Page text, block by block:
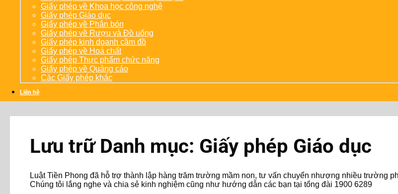
Giấy phép về Khoa học công nghệ
Giấy phép Giáo dục
Giấy phép về Phân bón
Giấy phép về Rượu và Đồ uống
Giấy phép kinh doanh cầm đồ
Giấy phép về Hoá chất
Giấy phép Thực phẩm chức năng
Giấy phép về Quảng cáo
Các Giấy phép khác
Liên hệ
Lưu trữ Danh mục: Giấy phép Giáo dục
Luật Tiền Phong đã hỗ trợ thành lập hàng trăm trường mầm non, tư vấn chuyển nhượng nhiều trường
Chúng tôi lắng nghe và chia sẻ kinh nghiệm cũng như hướng dẫn các bạn tại tổng đài 1900 6289